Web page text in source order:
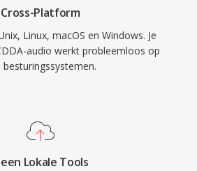
Cross-Platform
Linux, macOS en Windows. Je
audio werkt probleemloos op
besturingssystemen.
Lokale Tools